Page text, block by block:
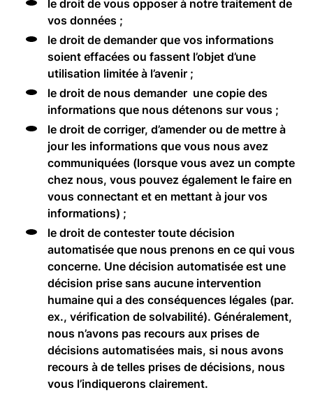
le droit de vous opposer à notre traitement de
vos données ;
le droit de demander que vos informations
soient effacées ou fassent l’objet d’une
utilisation limitée à l’avenir ;
le droit de nous demander une copie des
informations que nous détenons sur vous ;
le droit de corriger, d’amender ou de mettre à
jour les informations que vous nous avez
communiquées (lorsque vous avez un compte
chez nous, vous pouvez également le faire en
vous connectant et en mettant à jour vos
informations) ;
le droit de contester toute décision
automatisée que nous prenons en ce qui vous
concerne. Une décision automatisée est une
décision prise sans aucune intervention
humaine qui a des conséquences légales (par.
ex., vérification de solvabilité). Généralement,
nous n’avons pas recours aux prises de
décisions automatisées mais, si nous avons
recours à de telles prises de décisions, nous
vous l’indiquerons clairement.